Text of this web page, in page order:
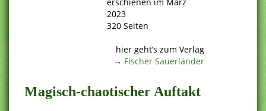
2023
320 Seiten
hier geht’s zum Verlag
→ Fischer Sauerländer
Magisch-chaotischer Auftakt